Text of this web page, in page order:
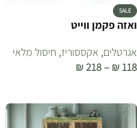
SALE
ואזה פקמן ווייט
אגרטלים, אקססוריז, חיסול מלאי
₪ 118
–
₪218